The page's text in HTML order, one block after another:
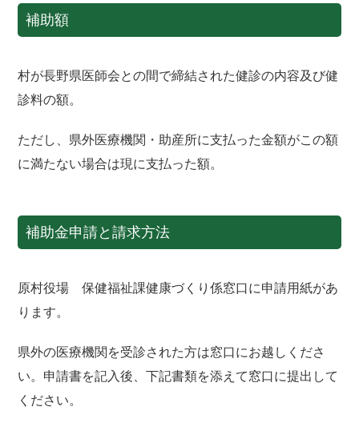
補助額
村が長野県医師会との間で締結された健診の内容及び健
診料の額。
ただし、県外医療機関・助産所に支払った金額がこの額
に満たない場合は現に支払った額。
補助金申請と請求方法
原村役場 保健福祉課健康づくり係窓口に申請用紙があ
ります。
県外の医療機関を受診された方は窓口にお越しくださ
い。申請書を記入後、下記書類を添えて窓口に提出して
ください。